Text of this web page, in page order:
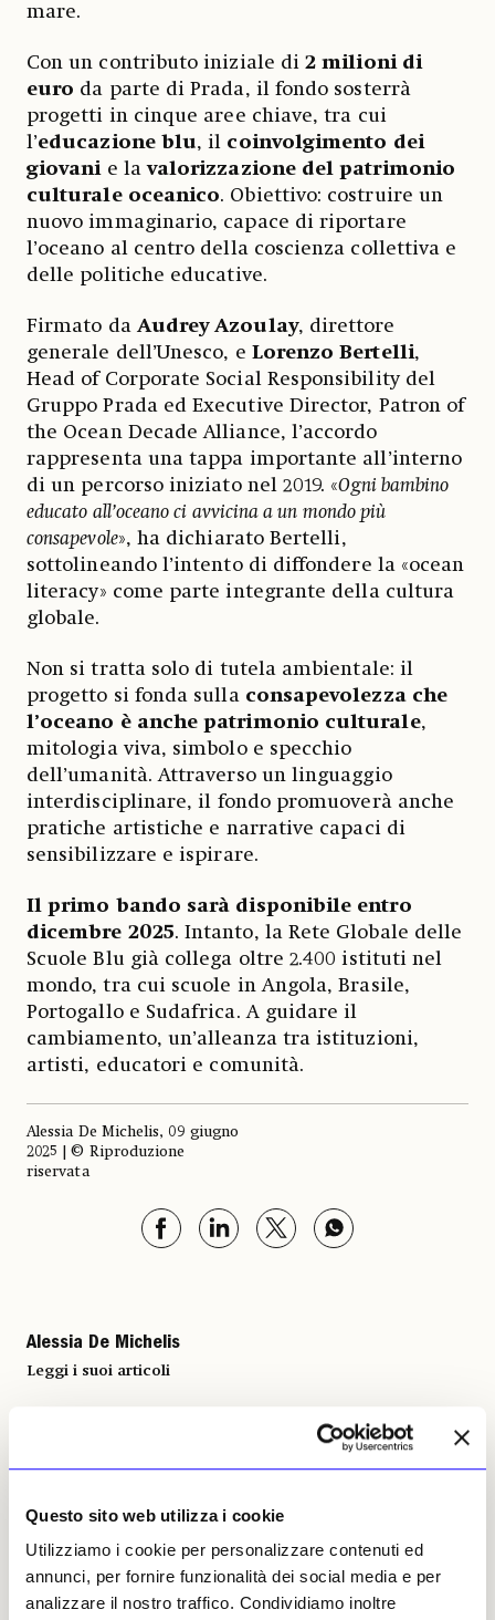
Questo sito web utilizza i cookie
Utilizziamo i cookie per personalizzare contenuti ed
annunci, per fornire funzionalità dei social media e per
analizzare il nostro traffico. Condividiamo inoltre
mare.
Con un contributo iniziale di2 milioni di
euro da parte di Prada, il fondo sosterrà
progetti in cinque aree chiave, tra cui
l’educazione blu, il coinvolgimento dei
giovanie lavalorizzazione del patrimonio
culturale oceanico. Obiettivo: costruire un
nuovo immaginario, capace di riportare
l’oceano al centro della coscienza collettiva e
delle politiche educative.
Firmato da Audrey Azoulay, direttore
generale dell’Unesco, e Lorenzo Bertelli,
Head of Corporate Social Responsibility del
Gruppo Prada ed Executive Director, Patron of
the Ocean Decade Alliance, l’accordo
rappresenta una tappa importante all’interno
di un percorso iniziato nel 2019. «Ogni bambino
educato all’oceano ci avvicina a un mondo più
consapevole», ha dichiarato Bertelli,
sottolineando l’intento di diffondere la «ocean
literacy» come parte integrante della cultura
globale.
Non si tratta solo di tutela ambientale: il
progetto si fonda sulla consapevolezza che
l’oceano è anche patrimonio culturale,
mitologia viva, simbolo e specchio
dell’umanità. Attraverso un linguaggio
interdisciplinare, il fondo promuoverà anche
pratiche artistiche e narrative capaci di
sensibilizzare e ispirare.
Il primo bando sarà disponibile entro
dicembre 2025. Intanto, la Rete Globale delle
Scuole Blu già collega oltre 2.400 istituti nel
mondo, tra cui scuole in Angola, Brasile,
Portogallo e Sudafrica. A guidare il
cambiamento, un’alleanza tra istituzioni,
artisti, educatori e comunità.
Alessia De Michelis, 09 giugno
2025 | © Riproduzione
riservata
Alessia De Michelis
Leggi i suoi articoli
Altri articoli dell'autore